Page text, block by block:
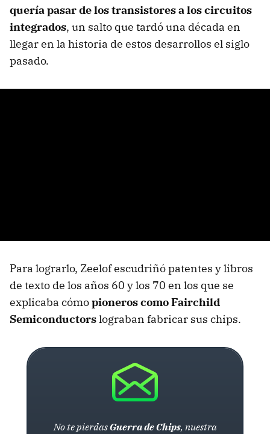
quería pasar de los transistores a los circuitos
integrados, un salto que tardó una década en
llegar en la historia de estos desarrollos el siglo
pasado.
Para lograrlo, Zeelof escudriñó patentes y libros
de texto de los años 60 y los 70 en los que se
explicaba cómopioneros como Fairchild
Semiconductorslograban fabricar sus chips.
No te pierdasGuerra de Chips, nuestra